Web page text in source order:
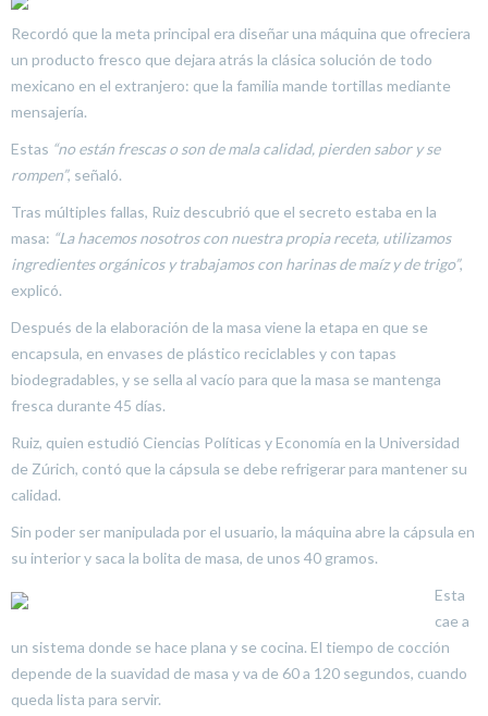
Recordó que la meta principal era diseñar una máquina que ofreciera
un producto fresco que dejara atrás la clásica solución de todo
mexicano en el extranjero: que la familia mande tortillas mediante
mensajería.
Estas “no están frescas o son de mala calidad, pierden sabor y se
rompen”, señaló.
Tras múltiples fallas, Ruiz descubrió que el secreto estaba en la
masa: “La hacemos nosotros con nuestra propia receta, utilizamos
ingredientes orgánicos y trabajamos con harinas de maíz y de trigo”,
explicó.
Después de la elaboración de la masa viene la etapa en que se
encapsula, en envases de plástico reciclables y con tapas
biodegradables, y se sella al vacío para que la masa se mantenga
fresca durante 45 días.
Ruiz, quien estudió Ciencias Políticas y Economía en la Universidad
de Zúrich, contó que la cápsula se debe refrigerar para mantener su
calidad.
Sin poder ser manipulada por el usuario, la máquina abre la cápsula en
su interior y saca la bolita de masa, de unos 40 gramos.
Esta
cae a
un sistema donde se hace plana y se cocina. El tiempo de cocción
depende de la suavidad de masa y va de 60 a 120 segundos, cuando
queda lista para servir.